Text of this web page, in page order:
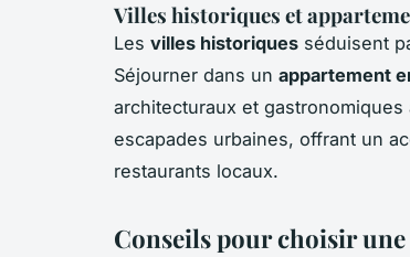
Villes historiques et
Les villes historiques séduisent
Séjourner dans un appartement
architecturaux et
escapades urbaines, offrant un
restaurants locaux.
Conseils pour choisir